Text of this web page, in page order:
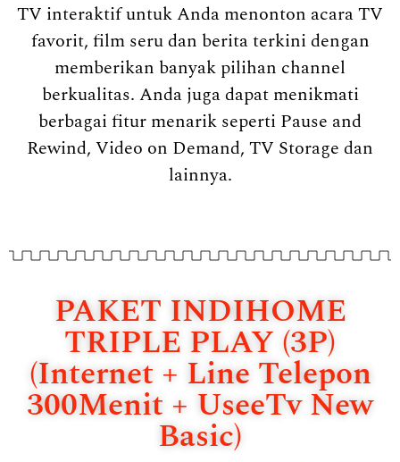
TV interaktif untuk Anda menonton acara TV
favorit, film seru dan berita terkini dengan
memberikan banyak pilihan channel
berkualitas. Anda juga dapat menikmati
berbagai fitur menarik seperti Pause and
Rewind, Video on Demand, TV Storage dan
lainnya.
PAKET INDIHOME
TRIPLE PLAY (3P)
(Internet + Line Telepon
300Menit + UseeTv New
Basic)